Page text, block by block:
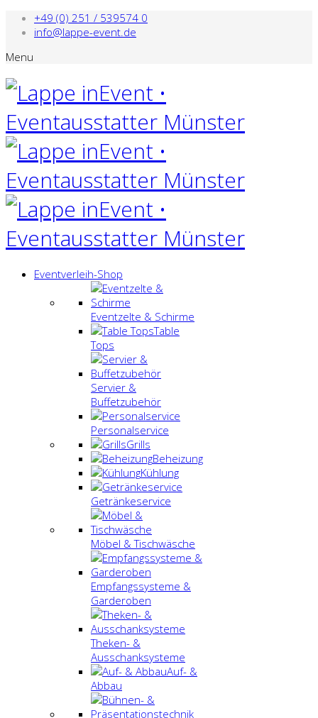
+49 (0) 251 / 539574 0
info@lappe-event.de
Menu
Eventverleih-Shop
Eventzelte & Schirme
Table
Tops
Servier &
Buffetzubehör
Personalservice
Grills
Beheizung
Kühlung
Getränkeservice
Möbel & Tischwäsche
Empfangssysteme &
Garderoben
Theken- &
Ausschanksysteme
Auf- &
Abbau